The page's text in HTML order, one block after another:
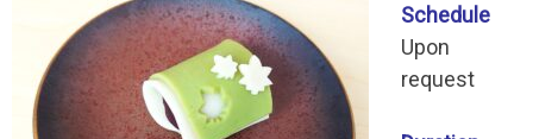
Schedule
Upon
request